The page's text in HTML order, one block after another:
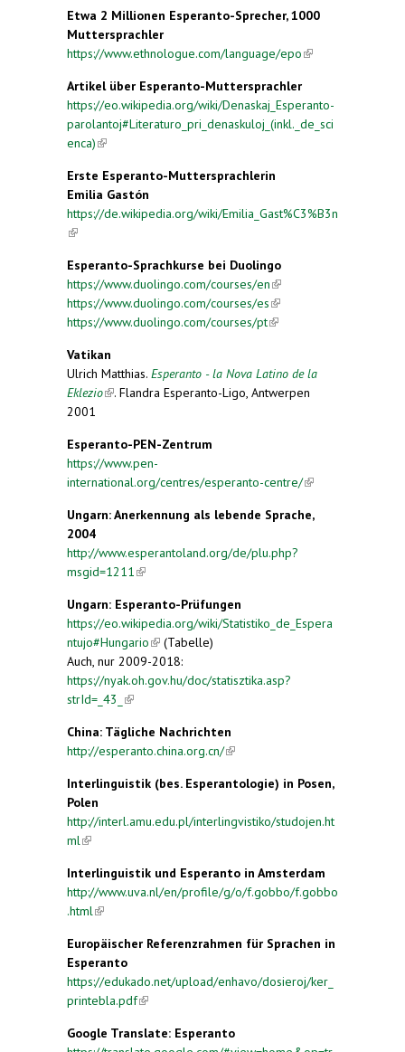
Etwa 2 Millionen Esperanto-Sprecher, 1000
Muttersprachler
https://www.ethnologue.com/language/epo(link is
Artikel über Esperanto-Muttersprachler
https://eo.wikipedia.org/wiki/Denaskaj_Esperanto-
parolantoj#Literaturo_pri_denaskuloj_(inkl._de_sci
enca)(link is external)
Erste Esperanto-Muttersprachlerin
Emilia Gastón
https://de.wikipedia.org/wiki/Emilia_Gast%C3%B3n
(link is external)
Esperanto-Sprachkurse bei Duolingo
https://www.duolingo.com/courses/en(link is
external)
https://www.duolingo.com/courses/es(link is
external)
https://www.duolingo.com/courses/pt(link is
Vatikan
Ulrich Matthias. Esperanto - la Nova Latino de la
Eklezio(link is external)
. Flandra Esperanto-Ligo, Antwerpen
2001
Esperanto-PEN-Zentrum
https://www.pen-
international.org/centres/esperanto-centre/(link is
Ungarn: Anerkennung als lebende Sprache,
2004
http://www.esperantoland.org/de/plu.php?
msgid=1211 (link is external)
Ungarn: Esperanto-Prüfungen
https://eo.wikipedia.org/wiki/Statistiko_de_Espera
ntujo#Hungario(link is external)
(Tabelle)
Auch, nur 2009-2018:
https://nyak.oh.gov.hu/doc/statisztika.asp?
strId=_43_ (link is external)
China: Tägliche Nachrichten
http://esperanto.china.org.cn/(link is external)
Interlinguistik (bes. Esperantologie) in Posen,
Polen
http://interl.amu.edu.pl/interlingvistiko/studojen.ht
ml (link is external)
Interlinguistik und Esperanto in Amsterdam
http://www.uva.nl/en/profile/g/o/f.gobbo/f.gobbo
.html (link is external)
Europäischer Referenzrahmen für Sprachen in
Esperanto
https://edukado.net/upload/enhavo/dosieroj/ker_
printebla.pdf(link is external)
Google Translate: Esperanto